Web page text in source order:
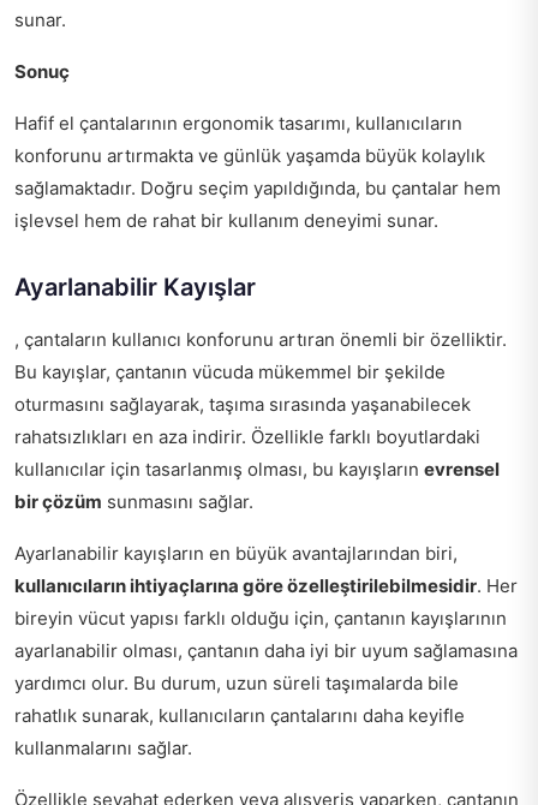
sunar.
Sonuç
Hafif el çantalarının ergonomik tasarımı, kullanıcıların
konforunu artırmakta ve günlük yaşamda büyük kolaylık
sağlamaktadır. Doğru seçim yapıldığında, bu çantalar hem
işlevsel hem de rahat bir kullanım deneyimi sunar.
Ayarlanabilir Kayışlar
, çantaların kullanıcı konforunu artıran önemli bir özelliktir.
Bu kayışlar, çantanın vücuda mükemmel bir şekilde
oturmasını sağlayarak, taşıma sırasında yaşanabilecek
rahatsızlıkları en aza indirir. Özellikle farklı boyutlardaki
kullanıcılar için tasarlanmış olması, bu kayışların evrensel
bir çözüm sunmasını sağlar.
Ayarlanabilir kayışların en büyük avantajlarından biri,
kullanıcıların ihtiyaçlarına göre özelleştirilebilmesidir. Her
bireyin vücut yapısı farklı olduğu için, çantanın kayışlarının
ayarlanabilir olması, çantanın daha iyi bir uyum sağlamasına
yardımcı olur. Bu durum, uzun süreli taşımalarda bile
rahatlık sunarak, kullanıcıların çantalarını daha keyifle
kullanmalarını sağlar.
Özellikle seyahat ederken veya alışveriş yaparken, çantanın